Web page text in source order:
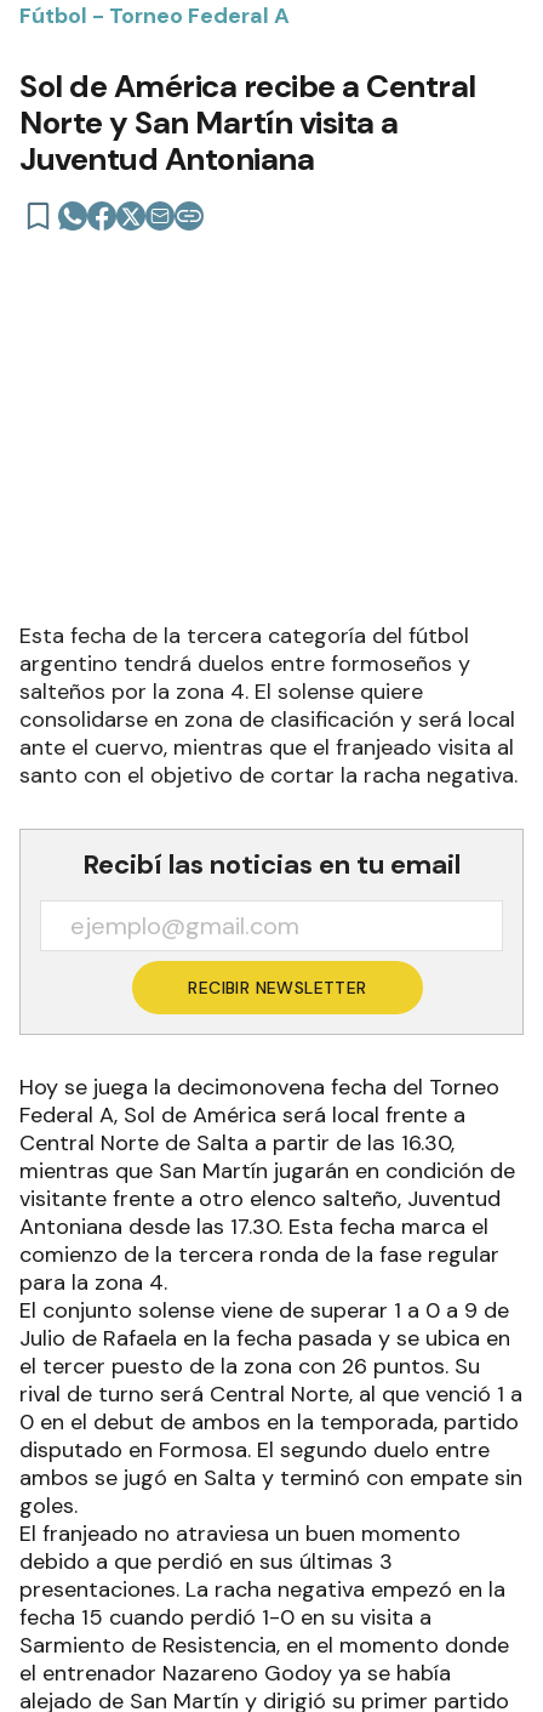
Fútbol - Torneo Federal A
Sol de América recibe a Central
Norte y San Martín visita a
Juventud Antoniana
Esta fecha de la tercera categoría del fútbol
argentino tendrá duelos entre formoseños y
salteños por la zona 4. El solense quiere
consolidarse en zona de clasificación y será local
ante el cuervo, mientras que el franjeado visita al
santo con el objetivo de cortar la racha negativa.
Recibí las noticias en tu email
RECIBIR NEWSLETTER
Hoy se juega la decimonovena fecha del Torneo
Federal A, Sol de América será local frente a
Central Norte de Salta a partir de las 16.30,
mientras que San Martín jugarán en condición de
visitante frente a otro elenco salteño, Juventud
Antoniana desde las 17.30. Esta fecha marca el
comienzo de la tercera ronda de la fase regular
para la zona 4.
El conjunto solense viene de superar 1 a 0 a 9 de
Julio de Rafaela en la fecha pasada y se ubica en
el tercer puesto de la zona con 26 puntos. Su
rival de turno será Central Norte, al que venció 1 a
0 en el debut de ambos en la temporada, partido
disputado en Formosa. El segundo duelo entre
ambos se jugó en Salta y terminó con empate sin
goles.
El franjeado no atraviesa un buen momento
debido a que perdió en sus últimas 3
presentaciones. La racha negativa empezó en la
fecha 15 cuando perdió 1-0 en su visita a
Sarmiento de Resistencia, en el momento donde
el entrenador Nazareno Godoy ya se había
alejado de San Martín y dirigió su primer partido